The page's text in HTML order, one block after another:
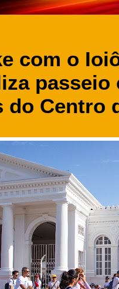
com o
do Centro